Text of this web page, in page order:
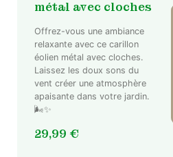
métal avec cloches
Offrez-vous une ambiance
relaxante avec ce carillon
éolien métal avec cloches.
Laissez les doux sons du
vent créer une atmosphère
apaisante dans votre jardin.
🌬️✨
29,99 €